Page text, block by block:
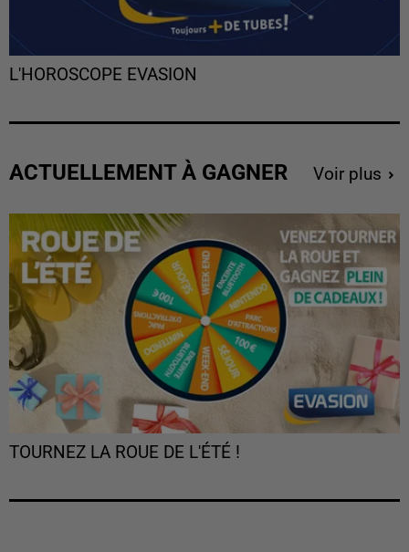
L'HOROSCOPE EVASION
ACTUELLEMENT À GAGNER Voir plus
TOURNEZ LA ROUE DE L'ÉTÉ !